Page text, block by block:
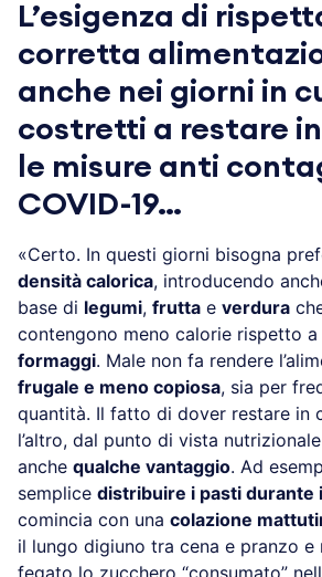
L’esigenza di
corretta
anche nei giorni in
costretti a restare
le misure anti
COVID-19…
«Certo. In questi giorni bisogna
densità calorica, introducendo
base di legumi, frutta e verdura
contengono meno calorie rispetto a
formaggi. Male non fa rendere
frugale e meno copiosa, sia per
quantità. Il fatto di dover restare in
l’altro, dal punto di vista
anche qualche vantaggio. Ad
semplice distribuire i pasti durante
comincia con una colazione
il lungo digiuno tra cena e pranzo e